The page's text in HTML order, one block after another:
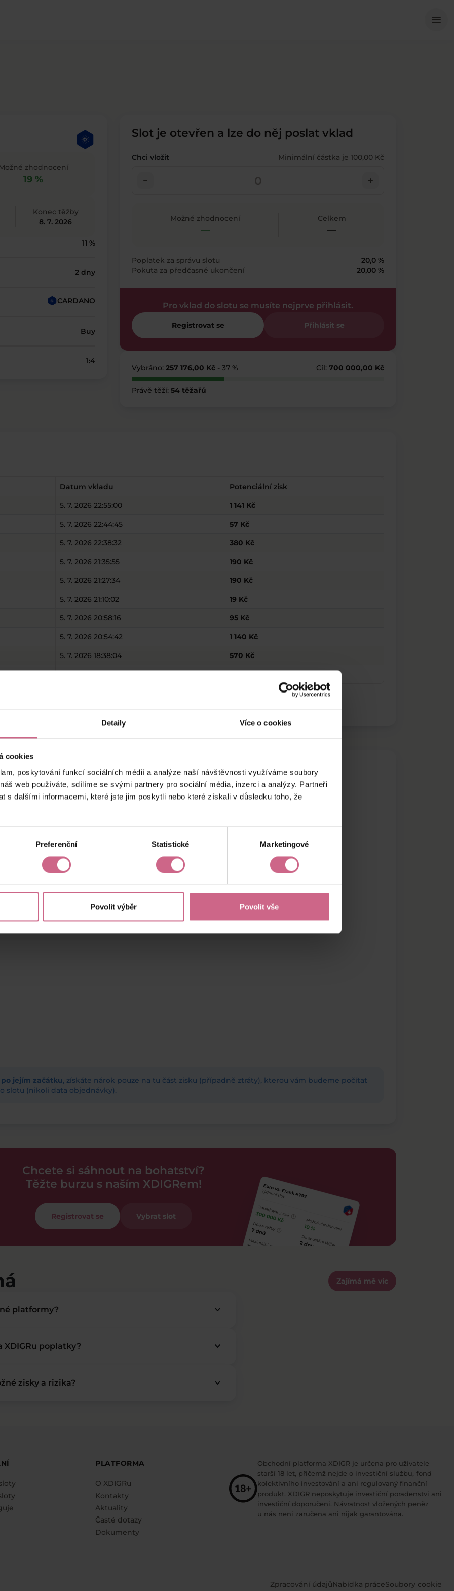
Detaily Více o cookies
cookies
poskytování funkcí sociálních médií a analýze naší návštěvnosti využíváme soubory
web používáte, sdílíme se svými partnery pro sociální média, inzerci a analýzy. Partneři
s dalšími informacemi, které jste jim poskytli nebo které získali v důsledku toho, že
Preferenční Statistické Marketingové
Povolit výběr Povolit vše
menu
Možné zhodnocení
19 %
Konec těžby
8. 7. 2026
11 %
2 dny
CARDANO
Buy
1:4
Slot je otevřen a lze do něj poslat vklad
Chci vložit Minimální částka je 100,00 Kč
check_indeterminate_small add
Možné zhodnocení
—
Celkem
—
Poplatek za správu slotu
20,0 %
Pokuta za předčasné ukončení
20,00 %
Pro vklad do slotu se musíte nejprve přihlásit.
Registrovat se Přihlásit se
Vybráno: 257 176,00 Kč - 37 % Cíl: 700 000,00 Kč
Právě těží: 54 těžařů
Datum vkladu Potenciální zisk
5. 7. 2026 22:55:00 1 141 Kč
5. 7. 2026 22:44:45 57 Kč
5. 7. 2026 22:38:32 380 Kč
5. 7. 2026 21:35:55 190 Kč
5. 7. 2026 21:27:34 190 Kč
5. 7. 2026 21:10:02 19 Kč
5. 7. 2026 20:58:16 95 Kč
5. 7. 2026 20:54:42 1 140 Kč
5. 7. 2026 18:38:04 570 Kč
jejím začátku, získáte nárok pouze na tu část zisku (případně ztráty), kterou vám budeme počítat
slotu (nikoli data objednávky).
Chcete si sáhnout na bohatství?
Těžte burzu s naším XDIGRem!
Registrovat se Vybrat slot
Zajímá mě víc
platformy? keyboard_arrow_down
XDIGRu poplatky? keyboard_arrow_down
zisky a rizika? keyboard_arrow_down
PLATFORMA
O XDIGRu
Kontakty
Aktuality
Časté dotazy
Dokumenty
Obchodní platforma XDIGR je určena pro uživatele
starší 18 let, přičemž nejde o investiční službu, fond
kolektivního investování a ani regulovaný finanční
produkt. XDIGR neposkytuje investiční poradenství ani
investiční doporučení. Návratnost vložených peněz
u nás není zaručena ani nijak garantována.
Zpracování údajůNabídka práceSoubory cookie